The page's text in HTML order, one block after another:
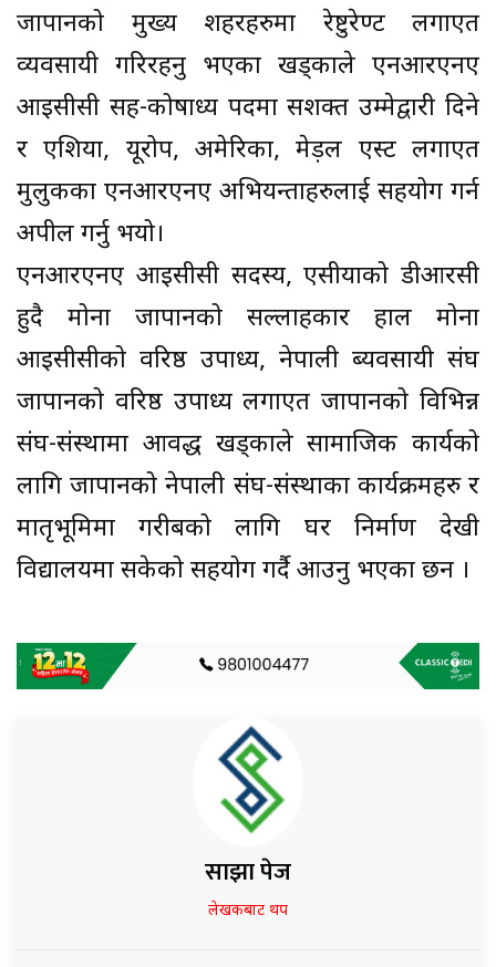
जापानको मुख्य शहरहरुमा रेष्टुरेण्ट लगाएत
व्यवसायी गरिरहनु भएका खड्काले एनआरएनए
आइसीसी सह-कोषाध्यक्ष पदमा सशक्त उम्मेद्वारी दिने
र एशिया, यूरोप, अमेरिका, मेड़ल एस्ट लगाएत
मुलुकका एनआरएनए अभियन्ताहरुलाई सहयोग गर्न
अपील गर्नु भयो।
एनआरएनए आइसीसी सदस्य, एसीयाको डीआरसी
हुदै मोना जापानको सल्लाहकार हाल मोना
आइसीसीको वरिष्ठ उपाध्यक्ष, नेपाली ब्यवसायी संघ
जापानको वरिष्ठ उपाध्यक्ष लगाएत जापानको विभिन्न
संघ-संस्थामा आवद्ध खड्काले सामाजिक कार्यको
लागि जापानको नेपाली संघ-संस्थाका कार्यक्रमहरु र
मातृभूमिमा गरीबको लागि घर निर्माण देखी
विद्यालयमा सकेको सहयोग गर्दै आउनु भएका छन ।
साझा पेज
लेखकबाट थप